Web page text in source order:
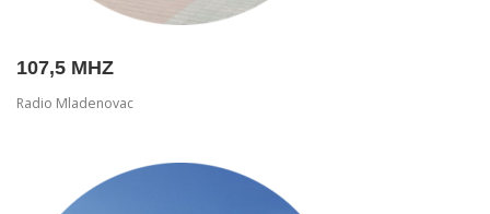
107,5 MHZ
Radio Mladenovac